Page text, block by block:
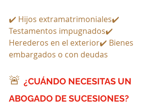
✔️ Hijos extramatrimoniales✔️
Testamentos impugnados✔️
Herederos en el exterior✔️ Bienes
embargados o con deudas
🚨 ¿CUÁNDO NECESITAS UN
ABOGADO DE SUCESIONES?